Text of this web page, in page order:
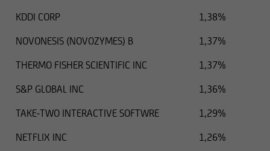
KDDI CORP
1,38%
NOVONESIS (NOVOZYMES) B
1,37%
THERMO FISHER SCIENTIFIC INC
1,37%
S&P GLOBAL INC
1,36%
TAKE-TWO INTERACTIVE SOFTWRE
1,29%
NETFLIX INC
1,26%